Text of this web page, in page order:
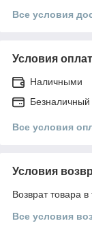
Все условия
Условия
Наличными
Безналичный
Все условия
Условия
Возврат товара
Все условия